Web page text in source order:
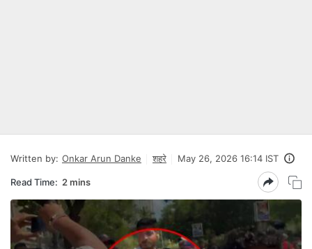
Written by: Onkar Arun Danke शहरे May 26, 2026 16:14 IST
Read Time: 2 mins